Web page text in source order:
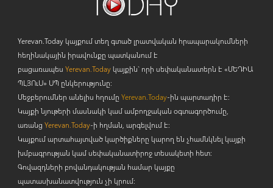
Yerevan.Today կայքում տեղ գտած լրատվական հրապարակումների
հեղինակային իրավունքը պատկանում է
բացառապես Yerevan.Todayկայքին` որի սեփականատերն է «ՄԵԴԻԱ
ՊԼՅՈւՍ» ՍՊ ընկերությունը։
Մեջբերումներ անելիս հղումը Yerevan.Today-ին պարտադիր է:
Կայքի նյութերի մասնակի կամ ամբողջական օգտագործումը,
առանց Yerevan.Today-ի հղման, արգելվում է:
Կայքում արտահայտված կարծիքները կարող են չհամնկնել կայքի
խմբագրության կամ սեփականատիրոջ տեսակետի հետ:
Գովազդների բովանդակության համար կայքը
պատասխանատվություն չի կրում: